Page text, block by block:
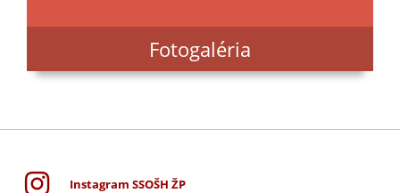
Fotogaléria
Instagram SSOŠH ŽP